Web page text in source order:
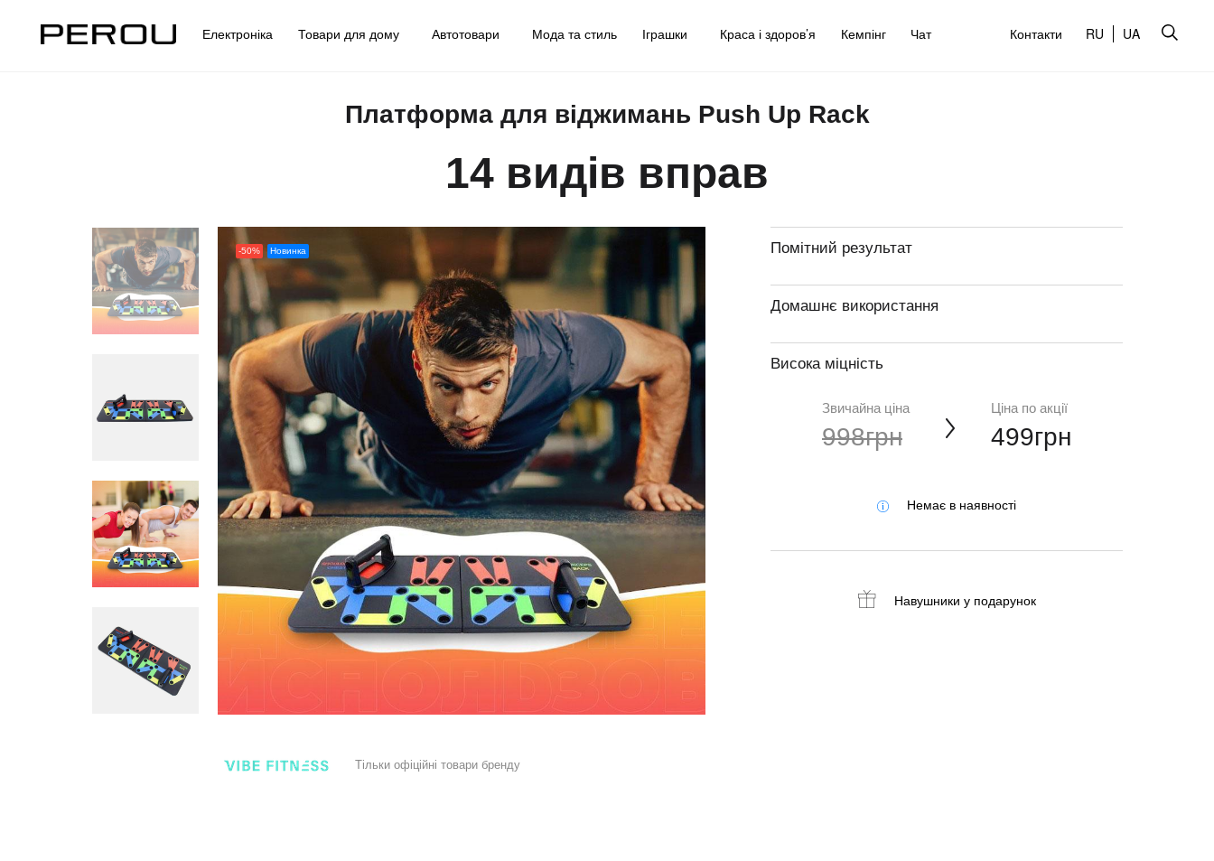
Електроніка Товари для дому Автотовари Мода та стиль Іграшки Краса і здоров’я Кемпінг Чат Контакти RU UA
Платформа для віджимань Push Up Rack
14 видів вправ
-50% Новинка
Тільки офіційні товари бренду
Помітний результат
Домашнє використання
Висока міцність
Звичайна ціна
998грн
Ціна по акції
499грн
Немає в наявності
Навушники у подарунок